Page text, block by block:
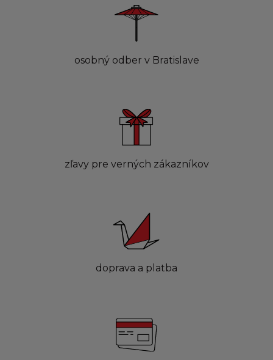
osobný odber v Bratislave
zľavy pre verných zákazníkov
doprava a platba